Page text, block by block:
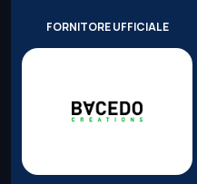
FORNITORE UFFICIALE